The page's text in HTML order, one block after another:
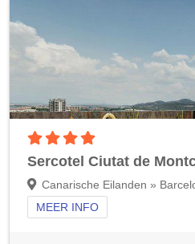
Sercotel Ciutat de
Canarische Eilanden »
MEER INFO